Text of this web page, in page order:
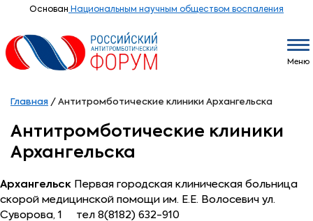
Основан Национальным научным обществом воспаления
Меню
Главная / Антитромботические клиники Архангельска
Антитромботические клиники
Архангельска
Архангельск Первая городская клиническая больница
скорой медицинской помощи им. Е.Е. Волосевич ул.
Суворова, 1 тел 8(8182) 632-910